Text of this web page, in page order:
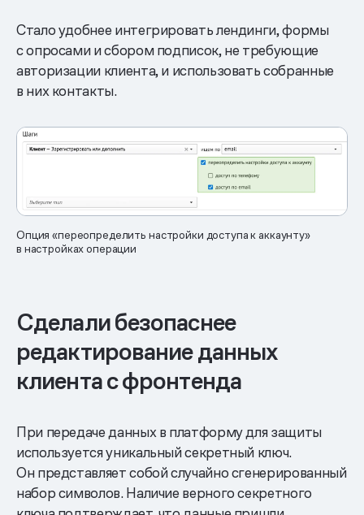
Стало удобнее интегрировать лендинги, формы
с опросами и сбором подписок, не требующие
авторизации клиента, и использовать собранные
в них контакты.
Опция «переопределить настройки доступа к аккаунту»
в настройках операции
Сделали безопаснее
редактирование данных
клиента с фронтенда
При передаче данных в платформу для защиты
используется уникальный секретный ключ.
Он представляет собой случайно сгенерированный
набор символов. Наличие верного секретного